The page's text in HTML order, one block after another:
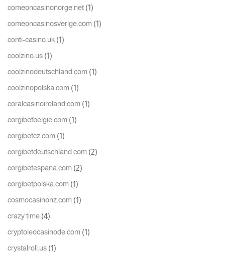
comeoncasinonorge.net (1)
comeoncasinosverige.com (1)
conti-casino.uk (1)
coolzino.us (1)
coolzinodeutschland.com (1)
coolzinopolska.com (1)
coralcasinoireland.com (1)
corgibetbelgie.com (1)
corgibetcz.com (1)
corgibetdeutschland.com (2)
corgibetespana.com (2)
corgibetpolska.com (1)
cosmocasinonz.com (1)
crazy time (4)
cryptoleocasinode.com (1)
crystalroll.us (1)